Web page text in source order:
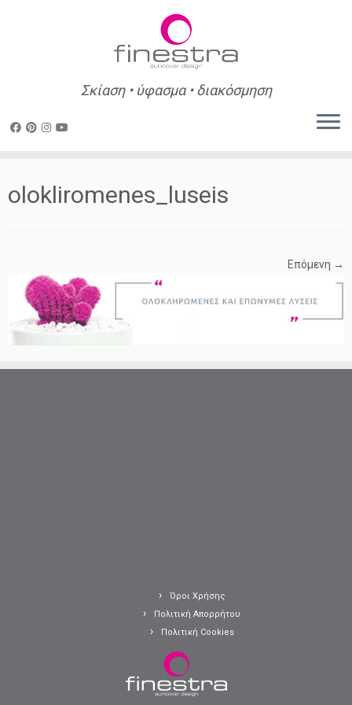
content
Σκίαση • ύφασμα • διακόσμηση
olokliromenes_luseis
Επόμενη →
Όροι Χρήσης
Πολιτική Απορρήτου
Πολιτική Cookies